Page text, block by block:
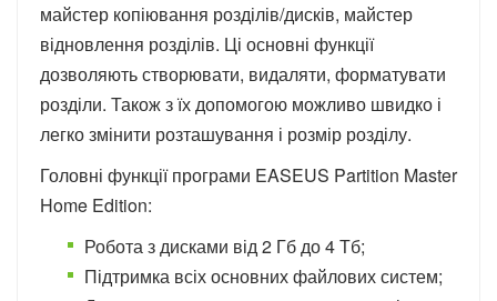
майстер копіювання розділів/дисків, майстер
відновлення розділів. Ці основні функції
дозволяють створювати, видаляти, форматувати
розділи. Також з їх допомогою можливо швидко і
легко змінити розташування і розмір розділу.
Головні функції програми EASEUS Partition Master
Home Edition:
Робота з дисками від 2 Гб до 4 Тб;
Підтримка всіх основних файлових систем;